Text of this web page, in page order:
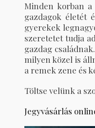
Minden korban
gazdagok életét
gyerekek
szeretetet tudja
gazdag
milyen közel is
a remek zene és
Töltse velünk a
Jegyvásárlás